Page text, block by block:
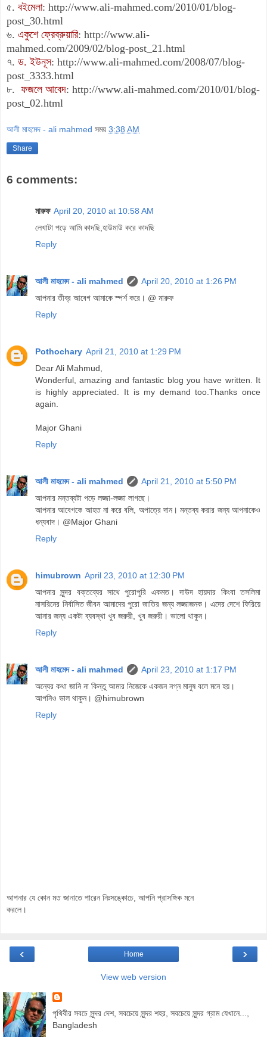
৫. বইমেলা: http://www.ali-mahmed.com/2010/01/blog-
post_30.html
৬. একুশে ফ্রেব্রুয়ারি: http://www.ali-
mahmed.com/2009/02/blog-post_21.html
৭. ড. ইউনূস: http://www.ali-mahmed.com/2008/07/blog-
post_3333.html
৮. ফজলে আবেদ: http://www.ali-mahmed.com/2010/01/blog-
post_02.html
আলী মাহমেদ - ali mahmed সময় 3:38 AM
Share
6 comments:
মারুফ April 20, 2010 at 10:58 AM
লেখাটা পড়ে আমি কাদছি,হাউমাউ করে কাদছি
Reply
আলী মাহমেদ - ali mahmed
April 20, 2010 at 1:26 PM
আপনার তীব্র আবেগ আমাকে স্পর্শ করে। @ মারুফ
Reply
Pothochary April 21, 2010 at 1:29 PM
Dear Ali Mahmud,
Wonderful, amazing and fantastic blog you have written. It
is highly appreciated. It is my demand too.Thanks once
again.
Major Ghani
Reply
আলী মাহমেদ - ali mahmed
April 21, 2010 at 5:50 PM
আপনার মন্তব্যটা পড়ে লজ্জা-লজ্জা লাগছে।
আপনার আবেগকে আহত না করে বলি, অপাত্রে দান। মন্তব্য করার জন্য আপনাকেও
ধন্যবাদ। @Major Ghani
Reply
himubrown April 23, 2010 at 12:30 PM
আপনার সুন্দর বক্তব্যের সাথে পুরোপুরি একমত। দাউদ হায়দার কিংবা তসলিমা
নাসরিনের নির্বাসিত জীবন আমাদের পুরো জাতির জন্য লজ্জাজনক। এদের দেশে ফিরিয়ে
আনার জন্য একটা ব্যবস্থা খুব জরুরী, খুব জরুরী। ভালো থাকুন।
Reply
আলী মাহমেদ - ali mahmed
April 23, 2010 at 1:17 PM
অন্যের কথা জানি না কিন্তু আমার নিজেকে একজন নগ্ন মানুষ বলে মনে হয়।
আপনিও ভাল থাকুন। @himubrown
Reply
আপনার যে কোন মত জানাতে পারেন নিঃসঙ্কোচে, আপনি প্রাসঙ্গিক মনে
করলে।
‹ ›
Home
View web version
পৃথিবীর সবচে সুন্দর দেশ, সবচেয়ে সুন্দর শহর, সবচেয়ে সুন্দর গ্রাম যেখানে...,
Bangladesh